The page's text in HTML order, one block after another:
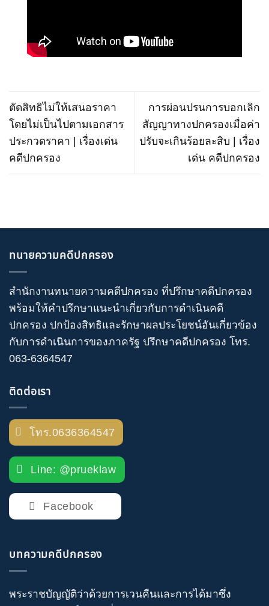
ตัดสิทธิไม่ให้เสนอราคา
โดยไม่เป็นไปตามเอกสาร
ประกวดราคา | เรื่องเด่น
คดีปกครอง
การผ่อนปรนการบอกเลิก
สัญญาทางปกครองเมื่อค่า
ปรับจะเกินร้อยละสิบ | เรื่อง
เด่น คดีปกครอง
ทนายความคดีปกครอง
สำนักงานทนายความคดีปกครอง ที่ปรึกษาคดีปกครอง
พร้อมให้คำปรึกษาแนะนำเกี่ยวกับการดำเนินคดี
ปกครอง ปกป้องสิทธิและรักษาผลประโยชน์อันเกี่ยวข้อง
กับการดำเนินการของภาครัฐ ปรึกษาคดีปกครอง โทร.
063-6364547
ติดต่อเรา
โทร.0636364547
Line: @prueklaw
Facebook
บทความคดีปกครอง
พระราชบัญญัติว่าด้วยการเวนคืนและการได้มาซึ่ง